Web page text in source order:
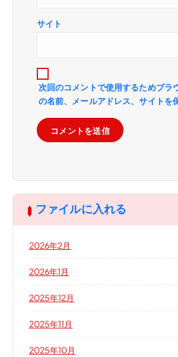
サイト
次回のコメントで使用するためブラ
の名前、メールアドレス、サイトを
ファイルに入れる
2026年2月
2026年1月
2025年12月
2025年11月
2025年10月